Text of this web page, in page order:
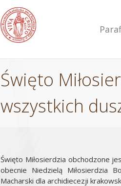
Święto
wszystkich
Święto Miłosierdzia obchodzone
obecnie Niedzielą Miłosierdzia
Macharski dla archidiecezji